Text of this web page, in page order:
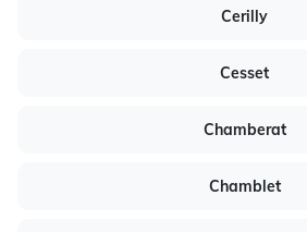
Cerilly
Cesset
Chamberat
Chamblet